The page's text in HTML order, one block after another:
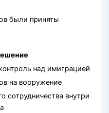
были приняты
над имиграцией
на вооружение
сотрудничества внутри